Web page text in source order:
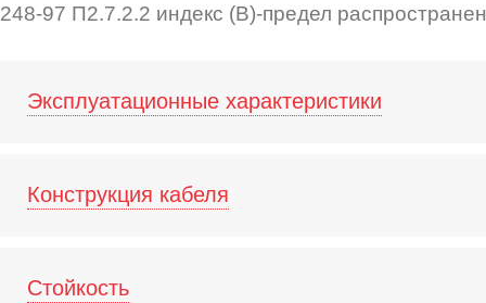
248-97 П2.7.2.2 индекс (В)-предел
Эксплуатационные характеристики
Конструкция кабеля
Стойкость